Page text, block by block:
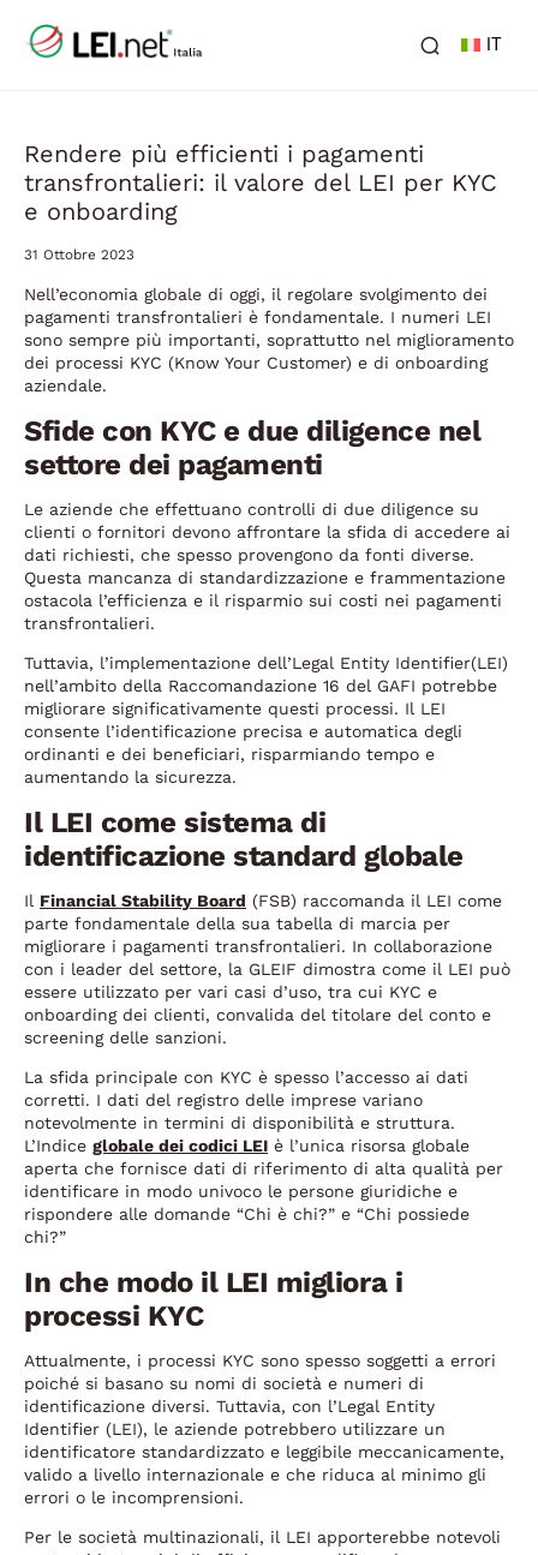
IT
Rendere più efficienti i pagamenti
transfrontalieri: il valore del LEI per KYC
e onboarding
31 Ottobre 2023
Nell’economia globale di oggi, il regolare svolgimento dei
pagamenti transfrontalieri è fondamentale. I numeri LEI
sono sempre più importanti, soprattutto nel miglioramento
dei processi KYC (Know Your Customer) e di onboarding
aziendale.
Sfide con KYC e due diligence nel
settore dei pagamenti
Le aziende che effettuano controlli di due diligence su
clienti o fornitori devono affrontare la sfida di accedere ai
dati richiesti, che spesso provengono da fonti diverse.
Questa mancanza di standardizzazione e frammentazione
ostacola l’efficienza e il risparmio sui costi nei pagamenti
transfrontalieri.
Tuttavia, l’implementazione dell’Legal Entity Identifier(LEI)
nell’ambito della Raccomandazione 16 del GAFI potrebbe
migliorare significativamente questi processi. Il LEI
consente l’identificazione precisa e automatica degli
ordinanti e dei beneficiari, risparmiando tempo e
aumentando la sicurezza.
Il LEI come sistema di
identificazione standard globale
Il Financial Stability Board (FSB) raccomanda il LEI come
parte fondamentale della sua tabella di marcia per
migliorare i pagamenti transfrontalieri. In collaborazione
con i leader del settore, la GLEIF dimostra come il LEI può
essere utilizzato per vari casi d’uso, tra cui KYC e
onboarding dei clienti, convalida del titolare del conto e
screening delle sanzioni.
La sfida principale con KYC è spesso l’accesso ai dati
corretti. I dati del registro delle imprese variano
notevolmente in termini di disponibilità e struttura.
L’Indice globale dei codici LEI è l’unica risorsa globale
aperta che fornisce dati di riferimento di alta qualità per
identificare in modo univoco le persone giuridiche e
rispondere alle domande “Chi è chi?” e “Chi possiede
chi?”
In che modo il LEI migliora i
processi KYC
Attualmente, i processi KYC sono spesso soggetti a errori
poiché si basano su nomi di società e numeri di
identificazione diversi. Tuttavia, con l’Legal Entity
Identifier (LEI), le aziende potrebbero utilizzare un
identificatore standardizzato e leggibile meccanicamente,
valido a livello internazionale e che riduca al minimo gli
errori o le incomprensioni.
Per le società multinazionali, il LEI apporterebbe notevoli